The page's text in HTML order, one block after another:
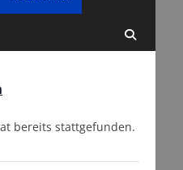
bereits stattgefunden.